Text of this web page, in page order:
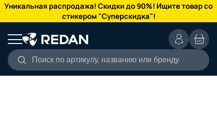
Уникальная распродажа! Скидки до 90%! Ищите товар со
стикером "Суперскидка"!
Поиск по артикулу, названию или бренду
КАТАЛОГ